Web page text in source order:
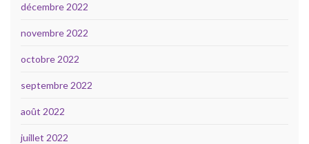
décembre 2022
novembre 2022
octobre 2022
septembre 2022
août 2022
juillet 2022